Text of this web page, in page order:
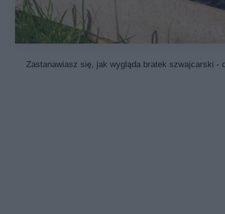
Zastanawiasz się, jak wygląda bratek szwajcarski -